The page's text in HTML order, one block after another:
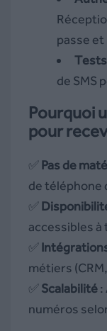
passe
de SMS
Pourquoi
pour
✅Pas de
de téléphone
✅
accessibles
✅
métiers
✅Scalabilité:
numéros